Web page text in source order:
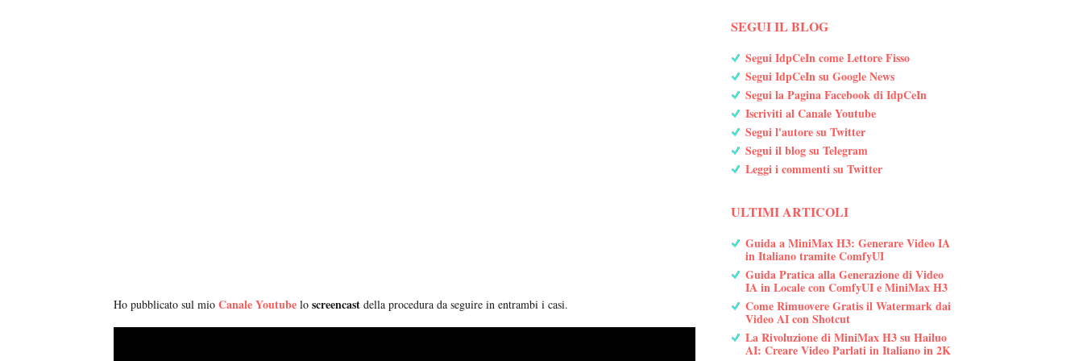
Ho pubblicato sul mio Canale Youtube lo screencast della procedura da seguire in entrambi i casi.
SEGUI IL BLOG
Segui IdpCeIn come Lettore Fisso
Segui IdpCeIn su Google News
Segui la Pagina Facebook di IdpCeIn
Iscriviti al Canale Youtube
Segui l'autore su Twitter
Segui il blog su Telegram
Leggi i commenti su Twitter
ULTIMI ARTICOLI
Guida a MiniMax H3: Generare Video IA
in Italiano tramite ComfyUI
Guida Pratica alla Generazione di Video
IA in Locale con ComfyUI e MiniMax H3
Come Rimuovere Gratis il Watermark dai
Video AI con Shotcut
La Rivoluzione di MiniMax H3 su Hailuo
AI: Creare Video Parlati in Italiano in 2K